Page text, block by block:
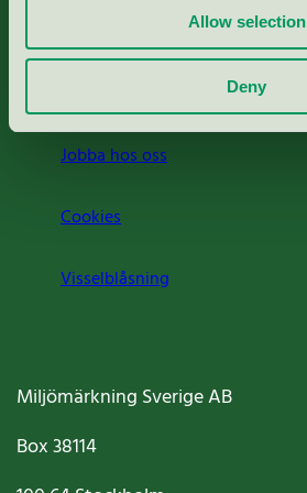
Allow selection
Deny
Jobba hos oss
Cookies
Visselblåsning
Miljömärkning Sverige AB
Box38114